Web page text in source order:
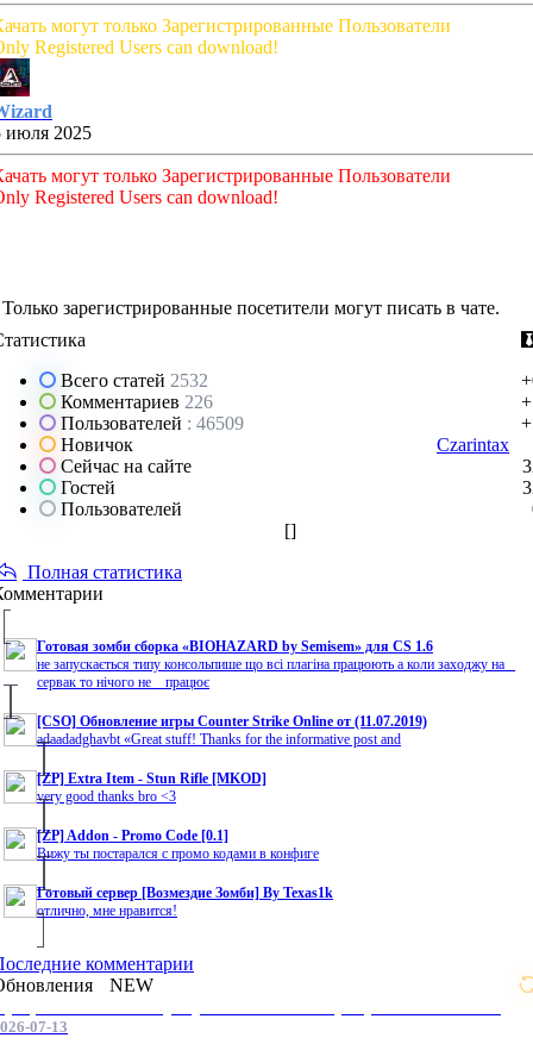
могут только Зарегистрированные Пользователи
Registered Users can download!
июля 2025
могут только Зарегистрированные Пользователи
Registered Users can download!
Только зарегистрированные посетители могут писать в чате.
Всего статей 2532
Комментариев 226
Пользователей : 46509
Новичок
Czarintax
Сейчас на сайте
Гостей
Пользователей
[]
Полная статистика
Готовая зомби сборка «BIOHAZARD by Semisem» для CS 1.6
не запускається типу консольпише що всі плагіна працюють а коли заходжу на
сервак то нічого не працює
[CSO] Обновление игры Counter Strike Online от (11.07.2019)
adaadadghavbt «Great stuff! Thanks for the informative post and
[ZP] Extra Item - Stun Rifle [MKOD]
very good thanks bro <3
[ZP] Addon - Promo Code [0.1]
Вижу ты постарался с промо кодами в конфиге
Готовый сервер [Возмездие Зомби] By Texas1k
отлично, мне нравится!
комментарии
NEW
07-13